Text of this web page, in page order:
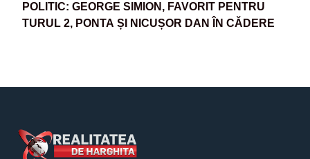
POLITIC: GEORGE SIMION, FAVORIT PENTRU
TURUL 2, PONTA ȘI NICUȘOR DAN ÎN CĂDERE